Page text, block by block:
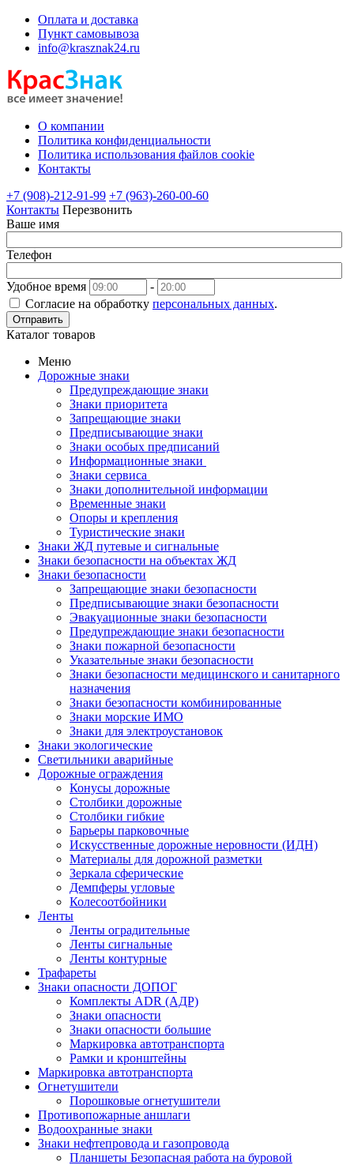
Оплата и доставка
Пункт самовывоза
info@krasznak24.ru
О компании
Политика конфиденциальности
Политика использования файлов cookie
Контакты
+7 (908)-212-91-99 +7 (963)-260-00-60
Контакты Перезвонить
Ваше имя
Телефон
Удобное время
-
Согласие на обработку персональных данных.
Отправить
Каталог товаров
Меню
Дорожные знаки
Предупреждающие знаки
Знаки приоритета
Запрещающие знаки
Предписывающие знаки
Знаки особых предписаний
Информационные знаки
Знаки сервиса
Знаки дополнительной информации
Временные знаки
Опоры и крепления
Туристические знаки
Знаки ЖД путевые и сигнальные
Знаки безопасности на объектах ЖД
Знаки безопасности
Запрещающие знаки безопасности
Предписывающие знаки безопасности
Эвакуационные знаки безопасности
Предупреждающие знаки безопасности
Знаки пожарной безопасности
Указательные знаки безопасности
Знаки безопасности медицинского и санитарного
назначения
Знаки безопасности комбинированные
Знаки морские ИМО
Знаки для электроустановок
Знаки экологические
Светильники аварийные
Дорожные ограждения
Конусы дорожные
Столбики дорожные
Столбики гибкие
Барьеры парковочные
Искусственные дорожные неровности (ИДН)
Материалы для дорожной разметки
Зеркала сферические
Демпферы угловые
Колесоотбойники
Ленты
Ленты оградительные
Ленты сигнальные
Ленты контурные
Трафареты
Знаки опасности ДОПОГ
Комплекты ADR (АДР)
Знаки опасности
Знаки опасности большие
Маркировка автотранспорта
Рамки и кронштейны
Маркировка автотранспорта
Огнетушители
Порошковые огнетушители
Противопожарные аншлаги
Водоохранные знаки
Знаки нефтепровода и газопровода
Планшеты Безопасная работа на буровой